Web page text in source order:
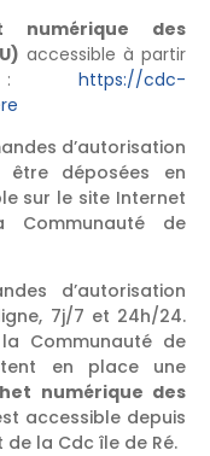
des
accessible à partir
: https://cdc-
d’autorisation
être déposées en
sur le site Internet
de
d’autorisation
7j/7 et 24h/24.
Communauté de
en place une
numérique des
accessible depuis
la Cdc île de Ré.